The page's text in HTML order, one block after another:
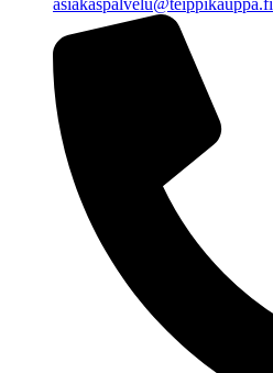
asiakaspalvelu@teippikauppa.fi